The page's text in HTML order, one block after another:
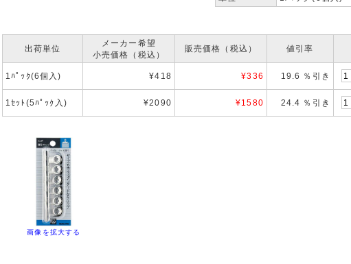
出荷単位
メーカー希望
小売価格（税込）
販売価格（税込） 値引率
1ﾊﾟｯｸ(6個入) ¥418 ¥336 19.6 ％引き
1ｾｯﾄ(5ﾊﾟｯｸ入) ¥2090 ¥1580 24.4 ％引き
画像を拡大する